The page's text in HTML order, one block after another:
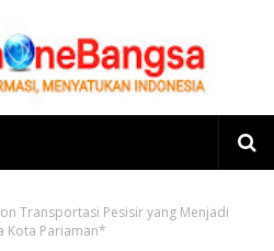
Transportasi Pesisir yang Menjadi
Kota Pariaman*